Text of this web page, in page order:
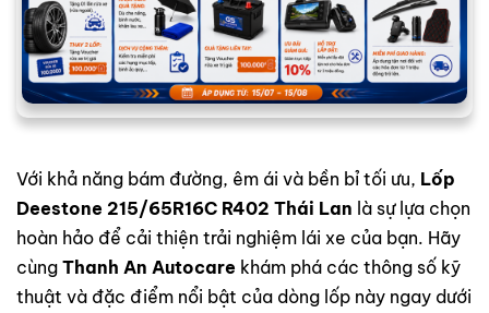
Với khả năng bám đường, êm ái và bền bỉ tối ưu, Lốp
Deestone 215/65R16C R402 Thái Lan là sự lựa chọn
hoàn hảo để cải thiện trải nghiệm lái xe của bạn. Hãy
cùng Thanh An Autocare khám phá các thông số kỹ
thuật và đặc điểm nổi bật của dòng lốp này ngay dưới